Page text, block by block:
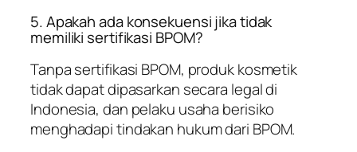
5. Apakah ada konsekuensi jika tidak
memiliki sertifikasi BPOM?
Tanpa sertifikasi BPOM, produk kosmetik
tidak dapat dipasarkan secara legal di
Indonesia, dan pelaku usaha berisiko
menghadapi tindakan hukum dari BPOM.